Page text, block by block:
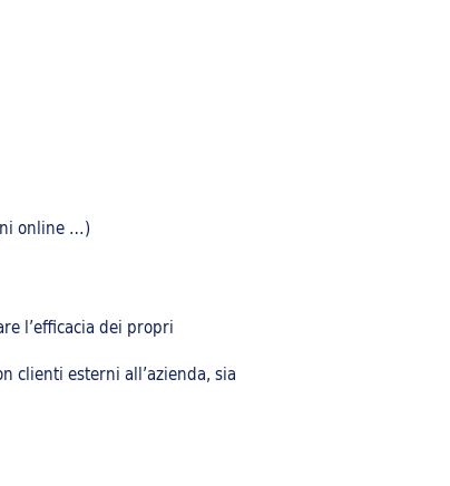
online …)
l’efficacia dei propri
clienti esterni all’azienda, sia